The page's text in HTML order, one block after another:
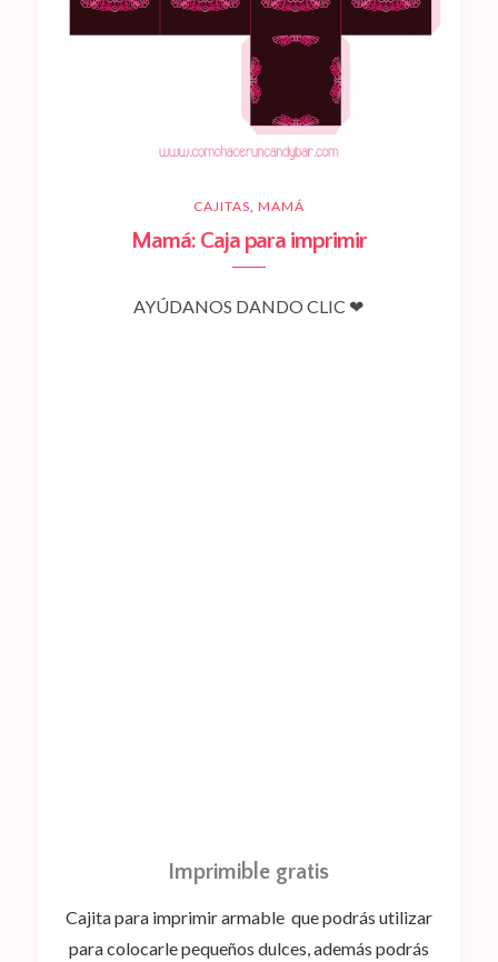
CAJITAS, MAMÁ
Mamá: Caja para imprimir
AYÚDANOS DANDO CLIC ❤
Imprimible gratis
Cajita para imprimir armable que podrás utilizar
para colocarle pequeños dulces, además podrás